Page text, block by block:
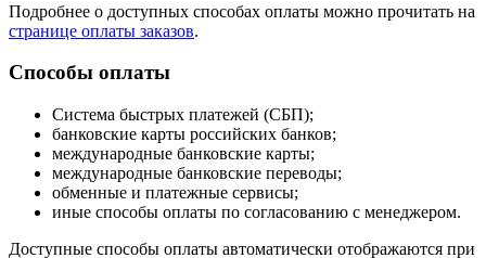
Подробнее о доступных способах оплаты можно прочитать на
странице оплаты заказов.
Способы оплаты
Система быстрых платежей (СБП);
банковские карты российских банков;
международные банковские карты;
международные банковские переводы;
обменные и платежные сервисы;
иные способы оплаты по согласованию с менеджером.
Доступные способы оплаты автоматически отображаются при